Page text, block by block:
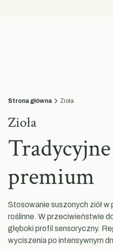
Strona główna Zioła
Zioła
premium
Stosowanie suszonych ziół
roślinne. W przeciwieństwie
głęboki profil sensoryczny.
wyciszenia po intensywnym